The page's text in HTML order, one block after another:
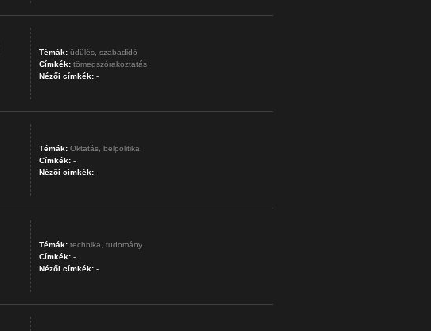
Témák: üdülés, szabadidő
Címkék: tömegszórakoztatás
Nézői címkék:-
Témák: Oktatás, belpolitika
Címkék:-
Nézői címkék:-
Témák: technika,
tudomány
Címkék:-
Nézői címkék:-